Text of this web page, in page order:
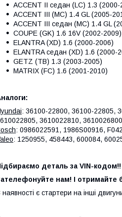
ACCENT II седан (LC) 1.3 (2000-
ACCENT III (MC) 1.4 GL (2005-
ACCENT III седан (MC) 1.4 GL
COUPE (GK) 1.6 16V (2002-2009)
ELANTRA (XD) 1.6 (2000-2006)
ELANTRA седан (XD) 1.6 (2000-
GETZ (TB) 1.3 (2003-2005)
MATRIX (FC) 1.6 (2001-2010)
: 36100-22800, 36100-22805,
3610022810,
: 0986022591, 1986S00916,
: 1250955, 458443, 600084,
деталь за VIN-кодом!!
нам! І отримайте
наявності є стартери на інші